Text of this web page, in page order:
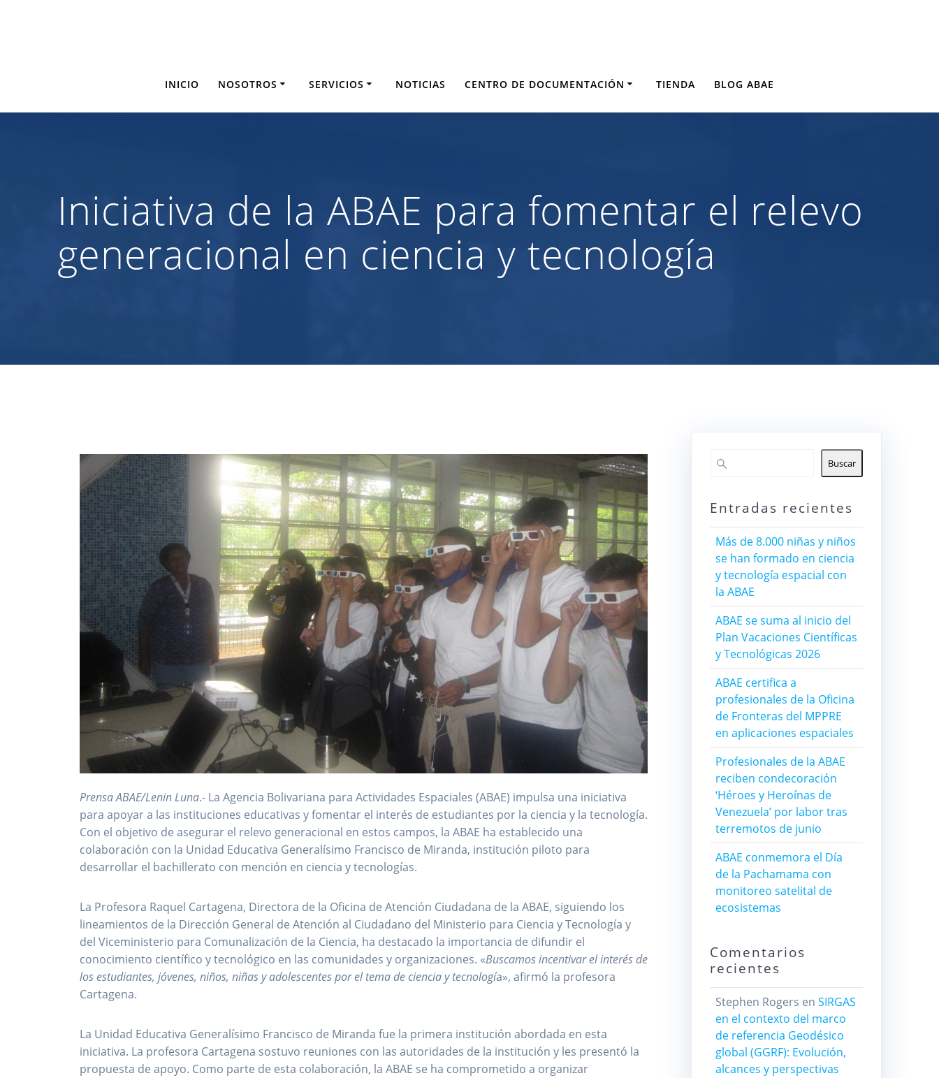
INICIO NOSOTROS SERVICIOS NOTICIAS CENTRO DE DOCUMENTACIÓN TIENDA BLOG ABAE
Iniciativa de la ABAE para fomentar el relevo
generacional en ciencia y tecnología
Prensa ABAE/Lenin Luna.- La Agencia Bolivariana para Actividades Espaciales (ABAE) impulsa una iniciativa
para apoyar a las instituciones educativas y fomentar el interés de estudiantes por la ciencia y la tecnología.
Con el objetivo de asegurar el relevo generacional en estos campos, la ABAE ha establecido una
colaboración con la Unidad Educativa Generalísimo Francisco de Miranda, institución piloto para
desarrollar el bachillerato con mención en ciencia y tecnologías.
La Profesora Raquel Cartagena, Directora de la Oficina de Atención Ciudadana de la ABAE, siguiendo los
lineamientos de la Dirección General de Atención al Ciudadano del Ministerio para Ciencia y Tecnología y
del Viceministerio para Comunalización de la Ciencia, ha destacado la importancia de difundir el
conocimiento científico y tecnológico en las comunidades y organizaciones. «Buscamos incentivar el interés de
los estudiantes, jóvenes, niños, niñas y adolescentes por el tema de ciencia y tecnología», afirmó la profesora
Cartagena.
La Unidad Educativa Generalísimo Francisco de Miranda fue la primera institución abordada en esta
iniciativa. La profesora Cartagena sostuvo reuniones con las autoridades de la institución y les presentó la
propuesta de apoyo. Como parte de esta colaboración, la ABAE se ha comprometido a organizar
Buscar
Entradas recientes
Más de 8.000 niñas y niños
se han formado en ciencia
y tecnología espacial con
la ABAE
ABAE se suma al inicio del
Plan Vacaciones Científicas
y Tecnológicas 2026
ABAE certifica a
profesionales de la Oficina
de Fronteras del MPPRE
en aplicaciones espaciales
Profesionales de la ABAE
reciben condecoración
‘Héroes y Heroínas de
Venezuela’ por labor tras
terremotos de junio
ABAE conmemora el Día
de la Pachamama con
monitoreo satelital de
ecosistemas
Comentarios
recientes
Stephen Rogers en SIRGAS
en el contexto del marco
de referencia Geodésico
global (GGRF): Evolución,
alcances y perspectivas